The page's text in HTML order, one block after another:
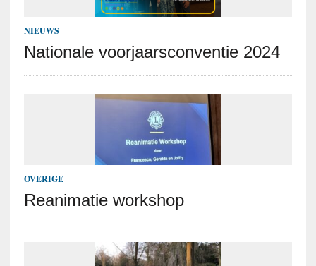
NIEUWS
Nationale voorjaarsconventie 2024
OVERIGE
Reanimatie workshop